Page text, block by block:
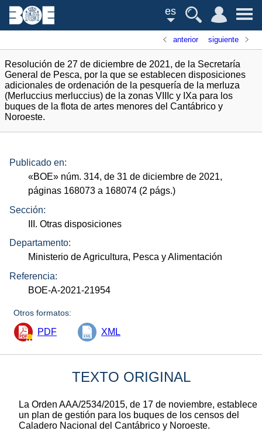
es
anterior siguiente
Resolución de 27 de diciembre de 2021, de la Secretaría
General de Pesca, por la que se establecen disposiciones
adicionales de ordenación de la pesquería de la merluza
(Merluccius merluccius) de la zonas VIIIc y IXa para los
buques de la flota de artes menores del Cantábrico y
Noroeste.
Publicado en:
«BOE» núm. 314, de 31 de diciembre de 2021,
páginas 168073 a 168074 (2 págs.)
Sección:
III. Otras disposiciones
Departamento:
Ministerio de Agricultura, Pesca y Alimentación
Referencia:
BOE-A-2021-21954
Otros formatos:
PDF XML
TEXTO ORIGINAL
La Orden AAA/2534/2015, de 17 de noviembre, establece
un plan de gestión para los buques de los censos del
Caladero Nacional del Cantábrico y Noroeste.